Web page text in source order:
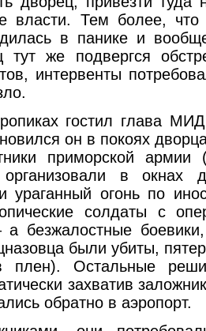
власти. Тем более, что
в панике и
тут же подвергся
интервенты
гостил глава
он в покоях
приморской
в окнах
ураганный огонь по
солдаты с
безжалостные
были убиты,
плен). Остальные
захватив
обратно в аэропорт.